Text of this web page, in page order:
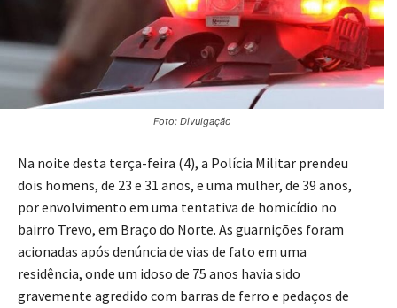
Foto: Divulgação
Na noite desta terça-feira (4), a Polícia Militar prendeu
dois homens, de 23 e 31 anos, e uma mulher, de 39 anos,
por envolvimento em uma tentativa de homicídio no
bairro Trevo, em Braço do Norte. As guarnições foram
acionadas após denúncia de vias de fato em uma
residência, onde um idoso de 75 anos havia sido
gravemente agredido com barras de ferro e pedaços de